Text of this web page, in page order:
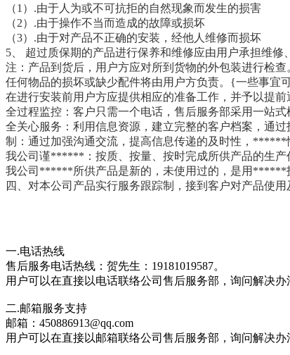
（1）.由于人为或不可抗拒的自然现象而发生的损害
（2）.由于操作不当而造成的故障或损坏
（3）.由于对产品不正确的安装，经他人维修而损坏
5、 超过质保期的产品进行保养和维修应由用户承担维
注：产品到货后，用户方应对所到货物的外包装进行检
任何物品的损坏或缺少配件将由用户方负责。{一些事宜
在进行安装前用户方应提供相应的准备工作，并予以提
全过程监控：客户只需一个电话，售后服务部采用一站
全关心服务：利用信息资源，建立完整的客户档案，通
制：通过加强沟通交流，提高信息传递的及时性，******
我公司谨******：按质、按量、按时完成所供产品的生产
我公司******所供产品是新的，未使用过的，是用
四、对本公司产品实行服务跟踪制，接到客户对产品使用
一.电话热线
售后服务电话热线：贺先生： 19181019587。
用户可以在直接以电话联络公司售后服务部，询问解决
二.邮箱服务支持
邮箱：450886913@qq.com
用户可以在直接以邮箱联络公司售后服务部，询问解决